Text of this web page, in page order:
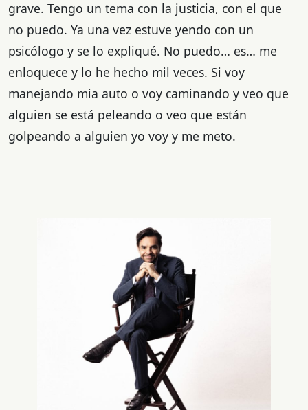
grave. Tengo un tema con la justicia, con el que
no puedo. Ya una vez estuve yendo con un
psicólogo y se lo expliqué. No puedo… es… me
enloquece y lo he hecho mil veces. Si voy
manejando mia auto o voy caminando y veo que
alguien se está peleando o veo que están
golpeando a alguien yo voy y me meto.